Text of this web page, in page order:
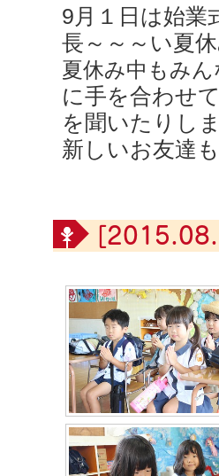
9月１日は始業
長～～～い夏
夏休み中もみ
に手を合わせ
を聞いたりし
新しいお友達